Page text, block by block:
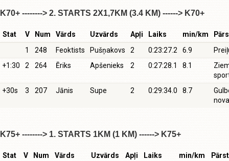
K70+ --------> 2. STARTS 2X1,7KM (3.4 KM) ------> K70+
Stat V Num Vārds Uzvārds Apļi Laiks min/km
1
248 Feoktists Pušņakovs 2 0:23:27.2 6.9
+1:30
2 264 Ēriks Apšenieks 2 0:27:28.1 8.1
+30s
3 207 Jānis Supe 2 0:29:34.0 8.7
K75+ --------> 1. STARTS 1KM (1 KM) ------> K75+
Stat V Num Vārds Uzvārds Apļi Laiks min/km